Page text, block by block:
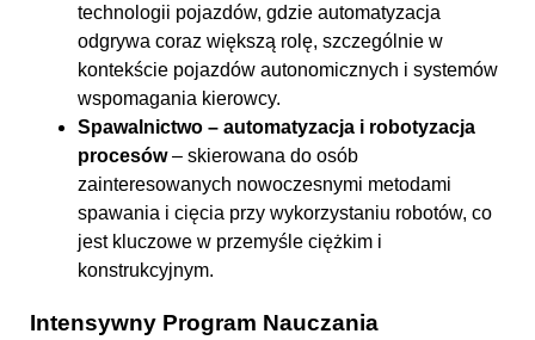
technologii pojazdów, gdzie automatyzacja
odgrywa coraz większą rolę, szczególnie w
kontekście pojazdów autonomicznych i systemów
wspomagania kierowcy.
Spawalnictwo – automatyzacja i robotyzacja
procesów– skierowana do osób
zainteresowanych nowoczesnymi metodami
spawania i cięcia przy wykorzystaniu robotów, co
jest kluczowe w przemyśle ciężkim i
konstrukcyjnym.
Intensywny Program Nauczania